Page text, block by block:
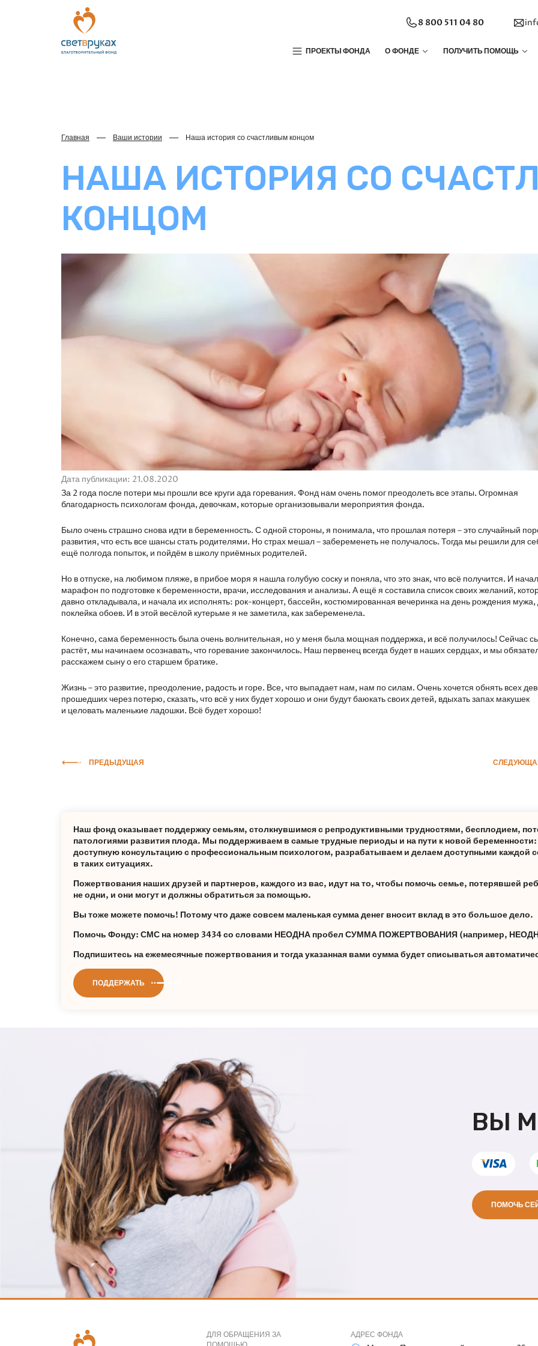
8 800 511 04 80
ПРОЕКТЫ ФОНДА О ФОНДЕ ПОЛУЧИТЬ ПОМОЩЬ
Главная Ваши истории Наша история со счастливым концом
НАША ИСТОРИЯ СО
КОНЦОМ
Дата публикации: 21.08.2020
За 2 года после потери мы прошли все круги ада горевания. Фонд нам очень помог преодолеть все этапы. Огромная
благодарность психологам фонда, девочкам, которые организовывали мероприятия фонда.
Было очень страшно снова идти в беременность. С одной стороны, я понимала, что прошлая потеря – это случайный
развития, что есть все шансы стать родителями. Но страх мешал – забеременеть не получалось. Тогда мы решили для
ещё полгода попыток, и пойдём в школу приёмных родителей.
Но в отпуске, на любимом пляже, в прибое моря я нашла голубую соску и поняла, что это знак, что всё получится. И
марафон по подготовке к беременности, врачи, исследования и анализы. А ещё я составила список своих желаний,
давно откладывала, и начала их исполнять: рок-концерт, бассейн, костюмированная вечеринка на день рождения
поклейка обоев. И в этой весёлой кутерьме я не заметила, как забеременела.
Конечно, сама беременность была очень волнительная, но у меня была мощная поддержка, и всё получилось! Сейчас
растёт, мы начинаем осознавать, что горевание закончилось. Наш первенец всегда будет в наших сердцах, и мы
расскажем сыну о его старшем братике.
Жизнь – это развитие, преодоление, радость и горе. Все, что выпадает нам, нам по силам. Очень хочется обнять всех
прошедших через потерю, сказать, что всё у них будет хорошо и они будут баюкать своих детей, вдыхать запах макушек
и целовать маленькие ладошки. Всё будет хорошо!
ПРЕДЫДУЩАЯ
Наш фонд оказывает поддержку семьям, столкнувшимся с репродуктивными трудностями, бесплодием,
патологиями развития плода. Мы поддерживаем в самые трудные периоды и на пути к новой
доступную консультацию с профессиональным психологом, разрабатываем и делаем доступными каждой
в таких ситуациях.
Пожертвования наших друзей и партнеров, каждого из вас, идут на то, чтобы помочь семье, потерявшей
не одни, и они могут и должны обратиться за помощью.
Вы тоже можете помочь! Потому что даже совсем маленькая сумма денег вносит вклад в это большое дело.
Помочь Фонду: СМС на номер 3434 со словами НЕОДНА пробел СУММА ПОЖЕРТВОВАНИЯ (например,
Подпишитесь на ежемесячные пожертвования и тогда указанная вами сумма будет списываться
ПОДДЕРЖАТЬ
ВЫ
ПОМОЧЬ
ДЛЯ ОБРАЩЕНИЯ ЗА
АДРЕС ФОНДА